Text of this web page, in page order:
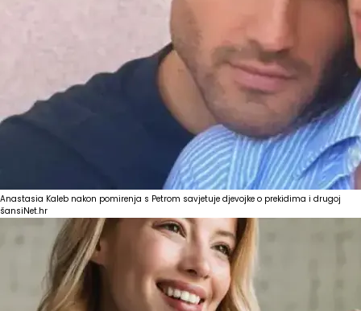
Anastasia Kaleb nakon pomirenja s Petrom savjetuje djevojke o prekidima i drugoj
šansiNet.hr